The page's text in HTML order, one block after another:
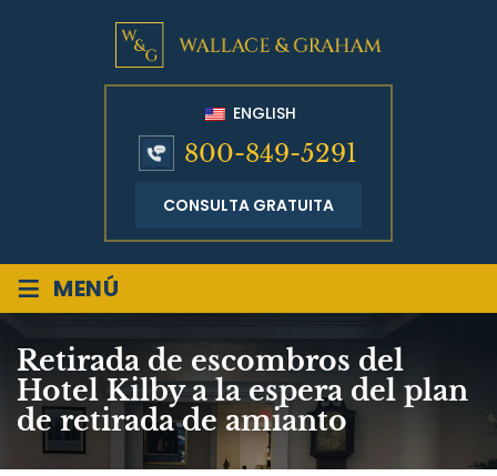
ENGLISH
800-849-5291
CONSULTA GRATUITA
≡ MENÚ
Retirada de escombros del
Hotel Kilby a la espera del plan
de retirada de amianto